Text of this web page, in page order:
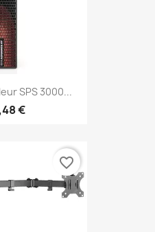
SPS 3000...
€
favorite_border